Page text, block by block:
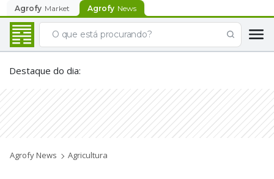
Agrofy Market Agrofy News
Destaque do dia:
Agrofy News Agricultura